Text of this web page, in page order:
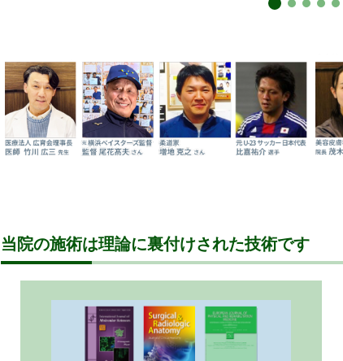
当院の施術は理論に裏付けされた技術です